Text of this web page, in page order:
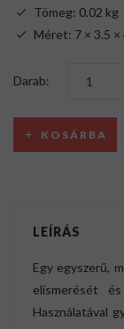
Tömeg: 0.02 kg
Méret: 7 × 3.5 ×
Darab:
KOSÁRBA
LEÍRÁS
Egy egyszerű,
elismerését
Használatával